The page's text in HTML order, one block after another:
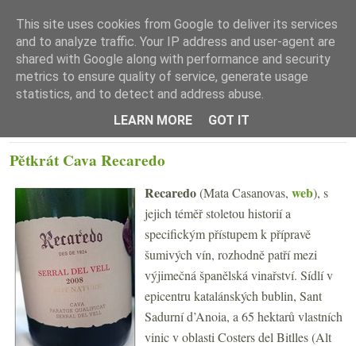
☰ Menu
Pětkrát Cava Recaredo
Recaredo(Mata Casanovas, web), s
jejich téměř stoletou historií a
specifickým přístupem k přípravě
šumivých vín, rozhodně patří mezi
výjimečná španělská vinařství. Sídlí v
epicentru katalánských bublin, Sant
Sadurní d’Anoia, a 65 hektarů vlastních
vinic v oblasti Costers del Bitlles (Alt
This site uses cookies from Google to deliver its services
and to analyze traffic. Your IP address and user-agent are
shared with Google along with performance and security
metrics to ensure quality of service, generate usage
statistics, and to detect and address abuse.
LEARN MORE
GOT IT